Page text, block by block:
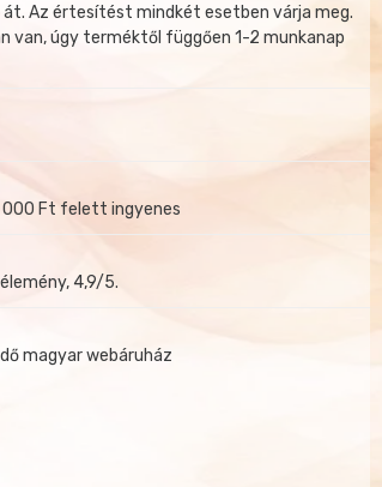
Az értesítést mindkét esetben várja meg.
van, úgy terméktől függően 1-2 munkanap
Ft felett ingyenes
4,9/5.
magyar webáruház